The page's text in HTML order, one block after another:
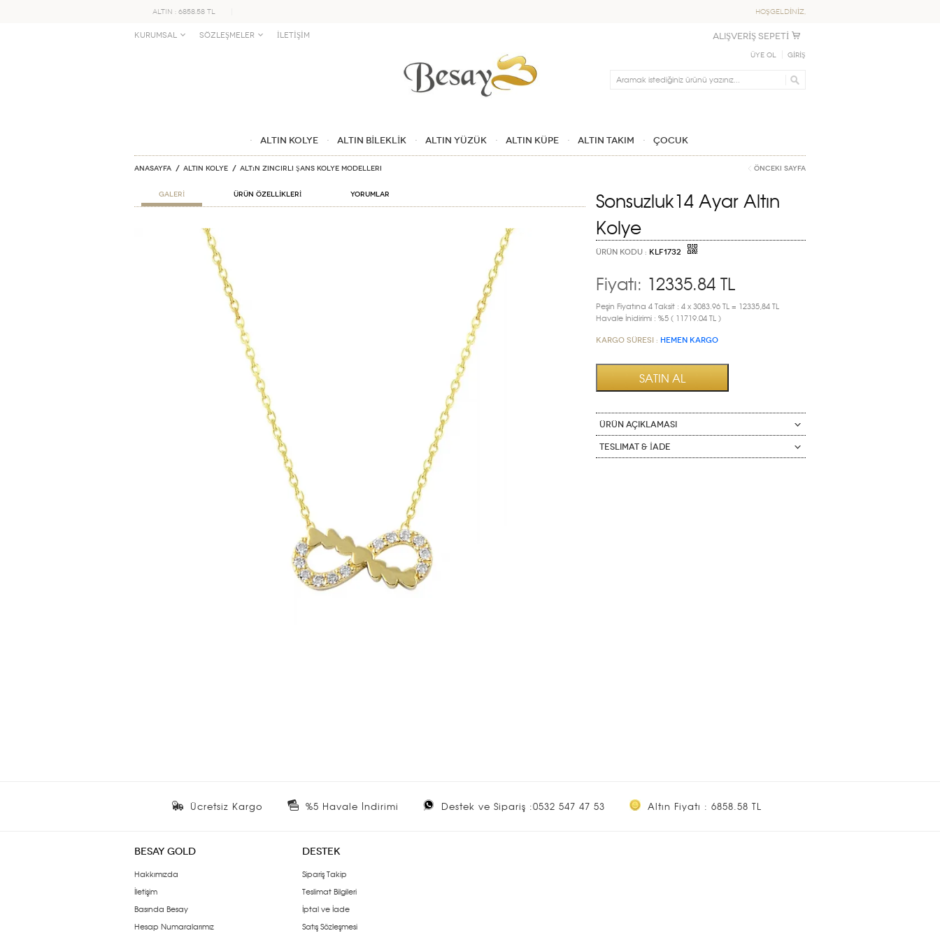
ALTIN : 6858.58 TL HOŞGELDİNİZ,
KURUMSAL SÖZLEŞMELER İLETİŞİM ALIŞVERİŞ SEPETİ
Üye Ol GİRİŞ
Ara
ALTIN KOLYE ALTIN BİLEKLİK ALTIN YÜZÜK ALTIN KÜPE ALTIN TAKIM ÇOCUK
Anasayfa ALTIN KOLYE Altın Zincirli Şans Kolye Modelleri Önceki Sayfa
GALERİ ÜRÜN ÖZELLİKLERİ Yorumlar
Sonsuzluk14 Ayar Altın
Kolye
ÜRÜN KODU : KLF1732
Fiyatı: 12335.84 TL
Peşin Fiyatına 4 Taksit : 4 x 3083.96 TL = 12335,84 TL
Havale İnidirimi : %5 ( 11719.04 TL )
Kargo Süresi : HEMEN KARGO
ÜRÜN AÇIKLAMASI
Teslimat & İade
Ücretsiz Kargo %5 Havale İndirimi Destek ve Sipariş :0532 547 47 53 Altın Fiyatı : 6858.58 TL
BESAY GOLD
Hakkımızda
İletişim
Basında Besay
Hesap Numaralarımız
DESTEK
Sipariş Takip
Teslimat Bilgileri
İptal ve İade
Satış Sözleşmesi